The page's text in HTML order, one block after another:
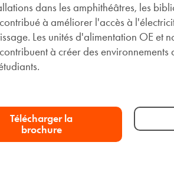
dans les amphithéâtres, les
à améliorer l'accès à
Les unités d'alimentation OE et
à créer des environnements
Télécharger la
brochure